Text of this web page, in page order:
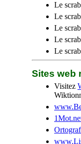
Le
Le
Le
Le
Le
Sites web
Visitez